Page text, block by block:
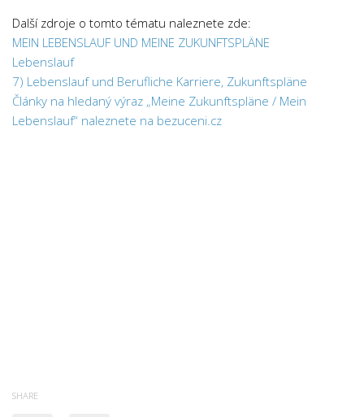
Další zdroje o tomto tématu naleznete zde:
MEIN LEBENSLAUF UND MEINE ZUKUNFTSPLÄNE
Lebenslauf
7) Lebenslauf und Berufliche Karriere, Zukunftspläne
Články na hledaný výraz „Meine Zukunftspläne / Mein
Lebenslauf“ naleznete na bezuceni.cz
SHARE